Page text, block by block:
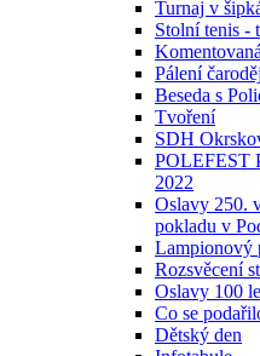
Turnaj v
Stolní tenis -
Pálení
Beseda s
Tvoření
SDH
POLEFEST
2022
Oslavy 250.
pokladu v
Lampionový
Rozsvěcení
Oslavy 100
Co se
Dětský den